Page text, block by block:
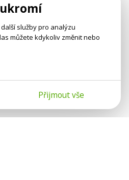
služby pro analýzu
můžete kdykoliv změnit nebo
Přijmout vše